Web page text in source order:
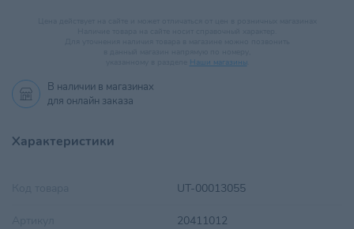
Наши магазины.
В наличии в магазинах
для онлайн заказа
Характеристики
UT-00013055
20411012